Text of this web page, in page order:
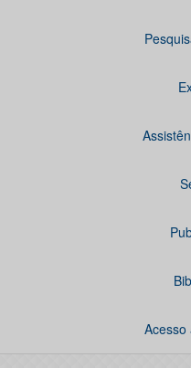
Acesso